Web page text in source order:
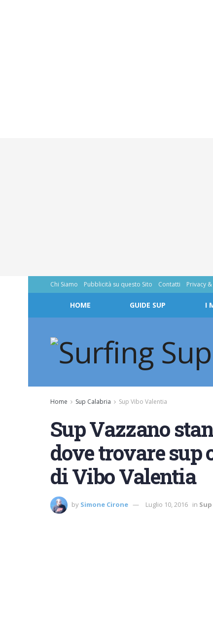
Chi Siamo Pubblicità su questo Sito Contatti Privacy
HOME GUIDE SUP I
Home Sup Calabria Sup Vibo Valentia
Sup Vazzano
dove trovare sup
di Vibo Valentia
by Simone Cirone Luglio 10, 2016 in